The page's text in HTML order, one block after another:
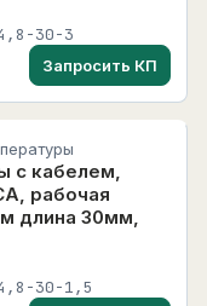
30-3
Запросить КП
с кабелем,
рабочая
длина 30мм,
30-1,5